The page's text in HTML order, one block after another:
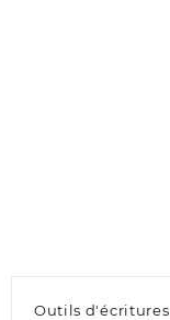
Outils d'écritures